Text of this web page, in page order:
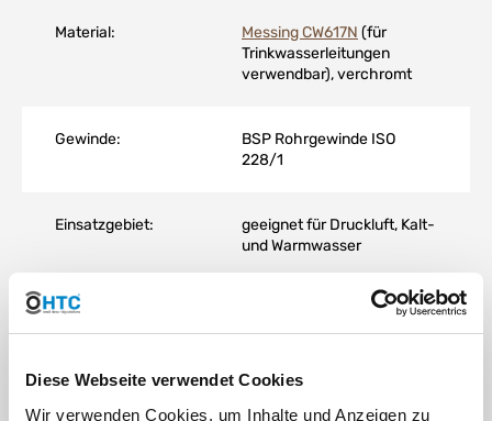
Diese Webseite verwendet Cookies
Wir verwenden Cookies, um Inhalte und Anzeigen zu
Material: Messing CW617N (für
Trinkwasserleitungen
verwendbar), verchromt
Gewinde:
BSP Rohrgewinde ISO
228/1
Einsatzgebiet:
geeignet für Druckluft, Kalt-
und Warmwasser
Temperatur:
Arbeitsdruck
8 bar bei 80°C | 16 bar bei